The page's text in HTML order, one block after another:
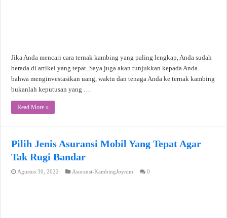
Jika Anda mencari cara ternak kambing yang paling lengkap, Anda sudah
berada di artikel yang tepat. Saya juga akan tunjukkan kepada Anda
bahwa menginvestasikan uang, waktu dan tenaga Anda ke ternak kambing
bukanlah keputusan yang …
Read More »
Pilih Jenis Asuransi Mobil Yang Tepat Agar
Tak Rugi Bandar
Agustus 30, 2022 Asuransi-KambingJoynim 0